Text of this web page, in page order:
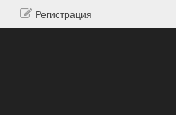
Регистрация